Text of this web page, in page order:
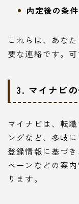
内定後の条
これらは、あな
要な連絡です。
3. マイナビ
マイナビは、転
ングなど、多岐
登録情報に基づ
ペーンなどの案
ります。